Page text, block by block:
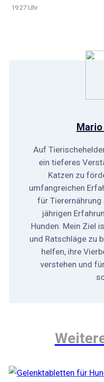
19:27 Uhr
Auf
ein tieferes
Katzen zu
umfangreichen
für
jährigen
Hunden. Mein Ziel
und Ratschläge zu
helfen, ihre
verstehen und